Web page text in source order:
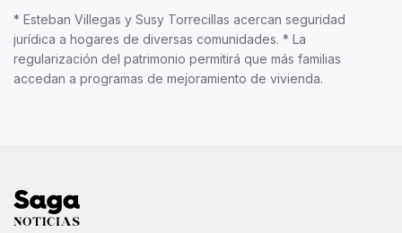
* Esteban Villegas y Susy Torrecillas acercan seguridad
jurídica a hogares de diversas comunidades. * La
regularización del patrimonio permitirá que más familias
accedan a programas de mejoramiento de vivienda.